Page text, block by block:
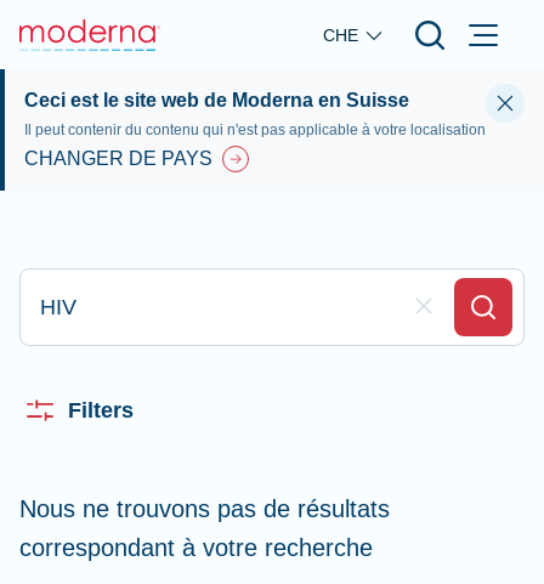
Skip to main content
CHE
Ceci est le site web de Moderna en Suisse
Il peut contenir du contenu qui n'est pas applicable à votre localisation
CHANGER DE PAYS
Appez ici pour rechercher
Clear Field
Search
Filters
Nous ne trouvons pas de résultats
correspondant à votre recherche